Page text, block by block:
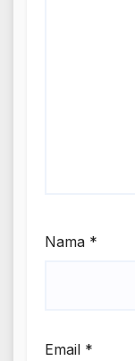
Nama *
Email *